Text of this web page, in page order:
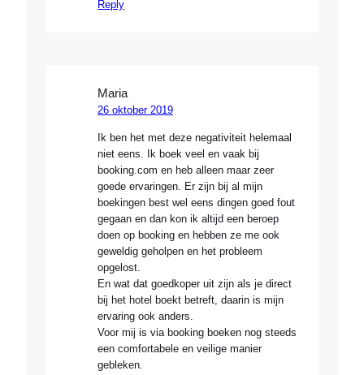
Reply
Maria
26 oktober 2019
Ik ben het met deze negativiteit helemaal
niet eens. Ik boek veel en vaak bij
booking.com en heb alleen maar zeer
goede ervaringen. Er zijn bij al mijn
boekingen best wel eens dingen goed fout
gegaan en dan kon ik altijd een beroep
doen op booking en hebben ze me ook
geweldig geholpen en het probleem
opgelost.
En wat dat goedkoper uit zijn als je direct
bij het hotel boekt betreft, daarin is mijn
ervaring ook anders.
Voor mij is via booking boeken nog steeds
een comfortabele en veilige manier
gebleken.